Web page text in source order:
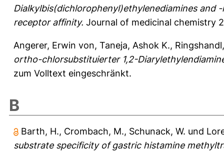
Dialkylbis(dichlorophenyl)ethylenediamines and
receptor affinity. Journal of medicinal chemistry
Angerer, Erwin von, Taneja, Ashok K.,
ortho-chlorsubstituierter 1,2-
zum Volltext eingeschränkt.
B
Barth, H., Crombach, M., Schunack, W. und
substrate specificity of gastric histamine